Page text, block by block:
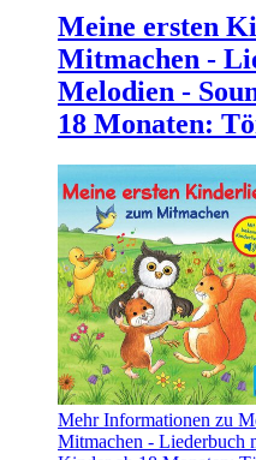
Meine ersten
Mitmachen -
Melodien -
18 Monaten:
Mehr Informationen zu
Mitmachen - Liederbuch